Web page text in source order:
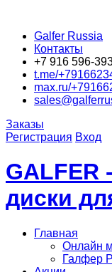
Galfer Russia
Контакты
+7 916 596-
t.me/
max.ru/
Заказы
Регистрация Вход
GALFER
диски
Главная
Онлайн
Галфер